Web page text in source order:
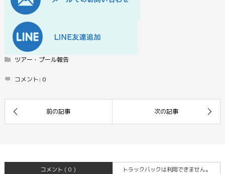
ツアー・プール報告
コメント: 0
コメント ( 0 ) トラックバックは利用できません。